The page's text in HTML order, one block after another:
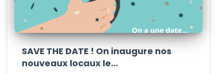
SAVE THE DATE ! On inaugure nos
nouveaux locaux le…